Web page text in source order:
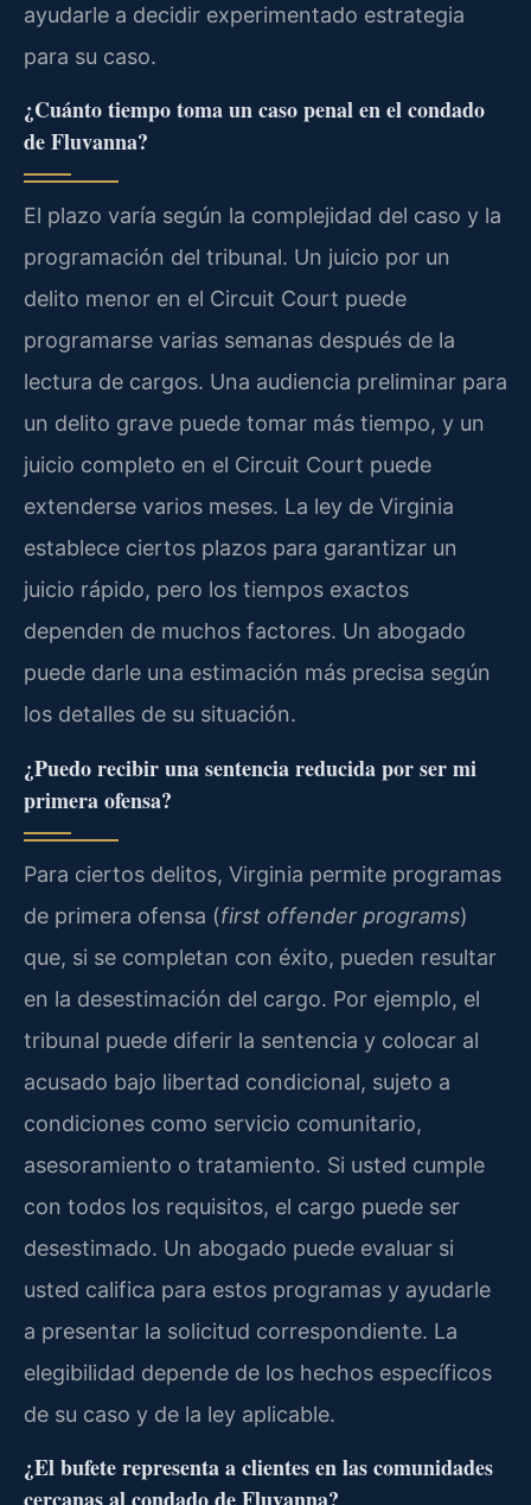
ayudarle a decidir experimentado estrategia
para su caso.
¿Cuánto tiempo toma un caso penal en el condado
de Fluvanna?
El plazo varía según la complejidad del caso y la
programación del tribunal. Un juicio por un
delito menor en el Circuit Court puede
programarse varias semanas después de la
lectura de cargos. Una audiencia preliminar para
un delito grave puede tomar más tiempo, y un
juicio completo en el Circuit Court puede
extenderse varios meses. La ley de Virginia
establece ciertos plazos para garantizar un
juicio rápido, pero los tiempos exactos
dependen de muchos factores. Un abogado
puede darle una estimación más precisa según
los detalles de su situación.
¿Puedo recibir una sentencia reducida por ser mi
primera ofensa?
Para ciertos delitos, Virginia permite programas
de primera ofensa (first offender programs)
que, si se completan con éxito, pueden resultar
en la desestimación del cargo. Por ejemplo, el
tribunal puede diferir la sentencia y colocar al
acusado bajo libertad condicional, sujeto a
condiciones como servicio comunitario,
asesoramiento o tratamiento. Si usted cumple
con todos los requisitos, el cargo puede ser
desestimado. Un abogado puede evaluar si
usted califica para estos programas y ayudarle
a presentar la solicitud correspondiente. La
elegibilidad depende de los hechos específicos
de su caso y de la ley aplicable.
¿El bufete representa a clientes en las comunidades